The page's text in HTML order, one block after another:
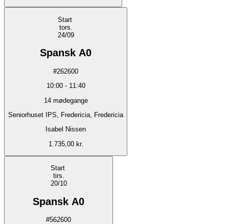
Start
tors.
24/09
Spansk A0
#262600
10:00- 11:40
14 mødegange
Seniorhuset IPS, Fredericia, Fredericia
Isabel Nissen
1.735,00 kr.
Start
tirs.
20/10
Spansk A0
#562600